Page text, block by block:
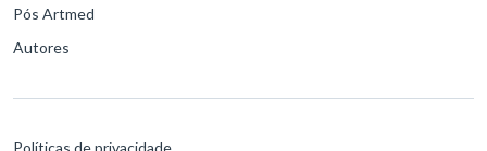
Pós Artmed
Autores
Políticas de privacidade